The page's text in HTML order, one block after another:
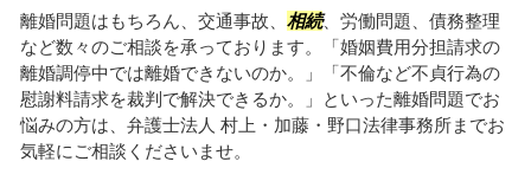
離婚問題はもちろん、交通事故、 相続、労働問題、債務整理
など数々のご相談を承っております。「婚姻費用分担請求の
離婚調停中では離婚できないのか。」「不倫など不貞行為の
慰謝料請求を裁判で解決できるか。」といった離婚問題でお
悩みの方は、弁護士法人 村上・加藤・野口法律事務所までお
気軽にご相談くださいませ。